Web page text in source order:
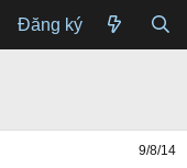
Đăng ký
9/8/14